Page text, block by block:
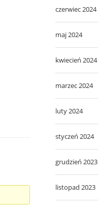
czerwiec 2024
maj 2024
kwiecień 2024
marzec 2024
luty 2024
styczeń 2024
grudzień 2023
listopad 2023